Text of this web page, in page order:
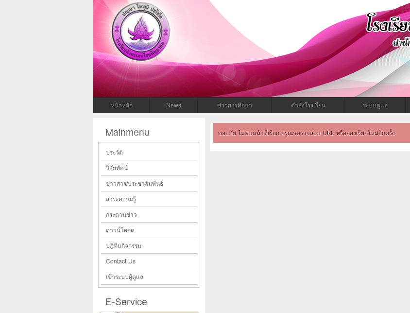
โรงเรียนลำทะเมนไชยพิทยาคม
โรงเรียนลำทะเมนไชยพิทยาคม สพม.31
หน้าหลัก News ข่าวการศึกษา คำสั่งโรงเรียน ระบบดูแล
ขออภัย ไม่พบหน้าที่เรียก กรุณาตรวจสอบ URL หรือลองเรียกใหม่อีกครั้ง
Mainmenu
ประวัติ
วิสัยทัศน์
ข่าวสาร/ประชาสัมพันธ์
สาระความรู้
กระดานข่าว
ดาวน์โหลด
ปฎิทินกิจกรรม
Contact Us
เข้าระบบผู้ดูแล
E-Service